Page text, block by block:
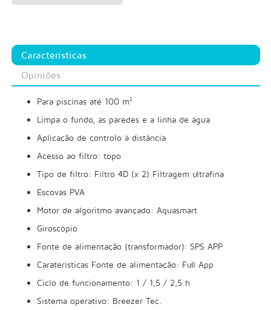
Características
Opiniões
Para piscinas até 100 m²
Limpa o fundo, as paredes e a linha de água
Aplicação de controlo à distância
Acesso ao filtro: topo
Tipo de filtro: Filtro 4D (x 2) Filtragem ultrafina
Escovas PVA
Motor de algoritmo avançado: Aquasmart
Giroscópio
Fonte de alimentação (transformador): SPS APP
Caraterísticas Fonte de alimentação: Full App
Ciclo de funcionamento: 1 / 1,5 / 2,5 h
Sistema operativo: Breezer Tec.